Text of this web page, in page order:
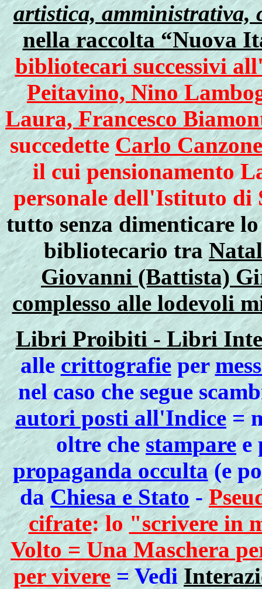
artistica, amministrativa,
nella raccolta “Nuova
bibliotecari successivi
Peitavino, Nino
Laura, Francesco
succedetteCarlo Canzone
il cui pensionamento
personale dell'Istituto
tutto senza dimenticare
bibliotecario tra
Giovanni (Battista)
complesso alle lodevoli
Libri Proibiti - Libri
allecrittografieper
nel caso che segue
autori posti all'Indice=
oltre chestamparee
propaganda occulta(e
daChiesa e Stato -
cifrate: lo"scrivere in
Volto = Una Maschera
per vivere = Vedi